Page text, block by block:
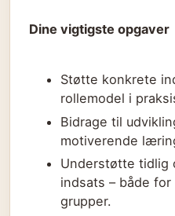
Dine vigtigste opgaver
Støtte konkrete
rollemodel i
Bidrage til
motiverende
Understøtte tidlig
indsats – både
grupper.